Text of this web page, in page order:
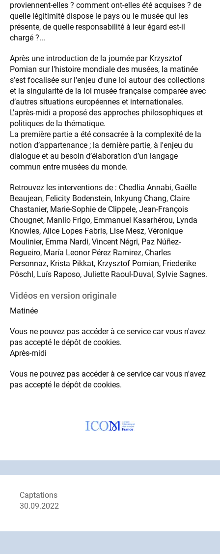
proviennent-elles ? comment ont-elles été acquises ? de
quelle légitimité dispose le pays ou le musée qui les
présente, de quelle responsabilité à leur égard est-il
chargé ?...
Après une introduction de la journée par Krzysztof
Pomian sur l'histoire mondiale des musées, la matinée
s’est focalisée sur l'enjeu d'une loi autour des collections
et la singularité de la loi musée française comparée avec
d’autres situations européennes et internationales.
L'après-midi a proposé des approches philosophiques et
politiques de la thématique.
La première partie a été consacrée à la complexité de la
notion d’appartenance ; la dernière partie, à l'enjeu du
dialogue et au besoin d’élaboration d’un langage
commun entre musées du monde.
Retrouvez les interventions de : Chedlia Annabi, Gaëlle
Beaujean, Felicity Bodenstein, Inkyung Chang, Claire
Chastanier, Marie-Sophie de Clippele, Jean-François
Chougnet, Manlio Frigo, Emmanuel Kasarhérou, Lynda
Knowles, Alice Lopes Fabris, Lise Mesz, Véronique
Moulinier, Emma Nardi, Vincent Négri, Paz Núñez-
Regueiro, María Leonor Pérez Ramirez, Charles
Personnaz, Krista Pikkat, Krzysztof Pomian, Friederike
Pöschl, Luís Raposo, Juliette Raoul-Duval, Sylvie Sagnes.
Vidéos en version originale
Matinée
Vous ne pouvez pas accéder à ce service car vous n'avez
pas accepté le dépôt de cookies.
Après-midi
Vous ne pouvez pas accéder à ce service car vous n'avez
pas accepté le dépôt de cookies.
Captations
30.09.2022